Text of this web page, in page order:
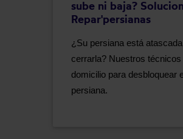
sube ni baja?
Repar'persianas
¿Su persiana está
cerrarla? Nuestros
domicilio para desbloquear
persiana.